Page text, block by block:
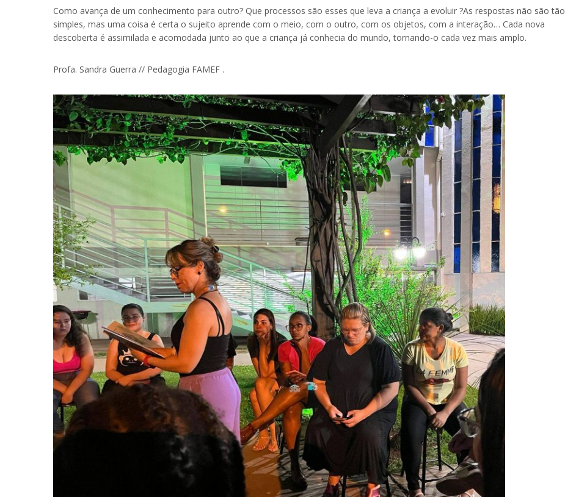
Como avança de um conhecimento para outro? Que processos são esses que leva a criança a evoluir ?As respostas não são tão
simples, mas uma coisa é certa o sujeito aprende com o meio, com o outro, com os objetos, com a interação… Cada nova
descoberta é assimilada e acomodada junto ao que a criança já conhecia do mundo, tornando-o cada vez mais amplo.
Profa. Sandra Guerra // Pedagogia FAMEF .